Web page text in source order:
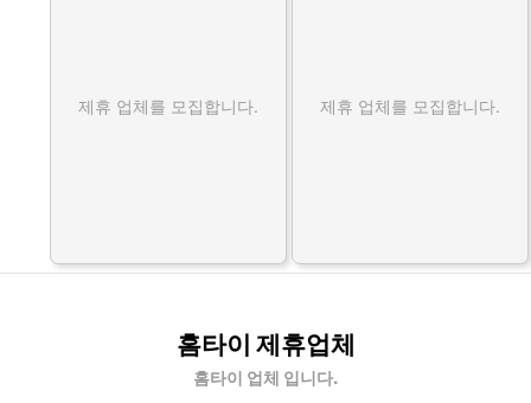
제휴 업체를 모집합니다. 제휴 업체를 모집합니다.
홈타이 제휴업체
홈타이 업체 입니다.